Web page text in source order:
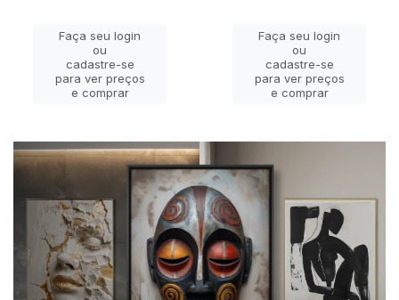
Faça seu login
ou
cadastre-se
para ver preços
e comprar
Faça seu login
ou
cadastre-se
para ver preços
e comprar